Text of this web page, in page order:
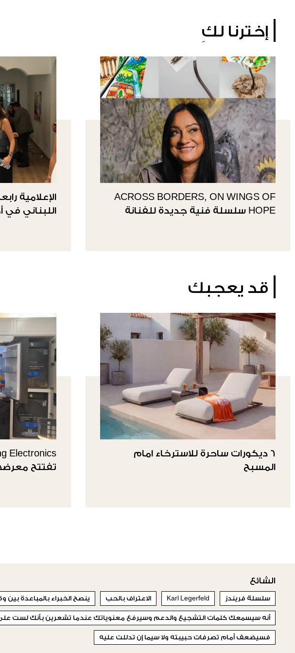
إخترنا لكِ
ACROSS BORDERS, ON WINGS OF
HOPE سلسلة فنية جديدة للفنانة
الإعلامية
اللبناني في
قد يعجبك
6 ديكورات ساحرة للاسترخاء امام
المسبح
تفتتح
الشائع
سلسلة فريندز Karl Legerfeld الاعتراف بالحب ينصح الخبراء بالمباعدة
أنه سيسمعك كلمات التشجيع والدعم وسيرفع معنوياتك عندما تشعرين بأنك لست على
فسيضعف أمام تصرفات حبيبته ولا سيما إن تدللت عليه